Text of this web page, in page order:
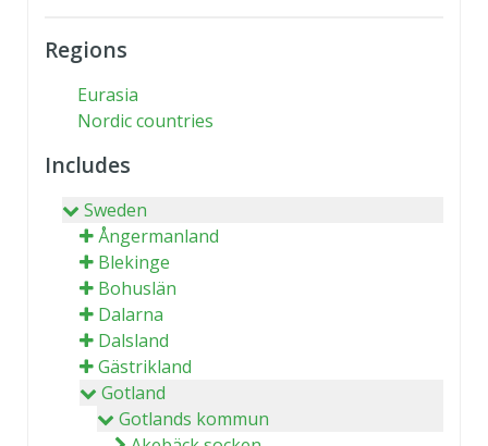
Regions
Eurasia
Nordic countries
Includes
Sweden
Ångermanland
Blekinge
Bohuslän
Dalarna
Dalsland
Gästrikland
Gotland
Gotlands kommun